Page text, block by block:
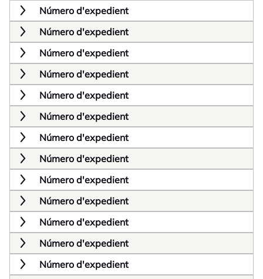
Número d'expedient
Número d'expedient
Número d'expedient
Número d'expedient
Número d'expedient
Número d'expedient
Número d'expedient
Número d'expedient
Número d'expedient
Número d'expedient
Número d'expedient
Número d'expedient
Número d'expedient